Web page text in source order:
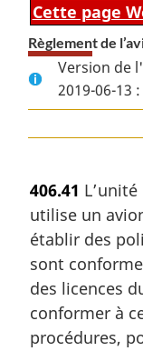
Cette page
Règlement de
Version de
2019-06-13 :
406.41
utilise un
établir des
sont
des licences
conformer à
procédures,